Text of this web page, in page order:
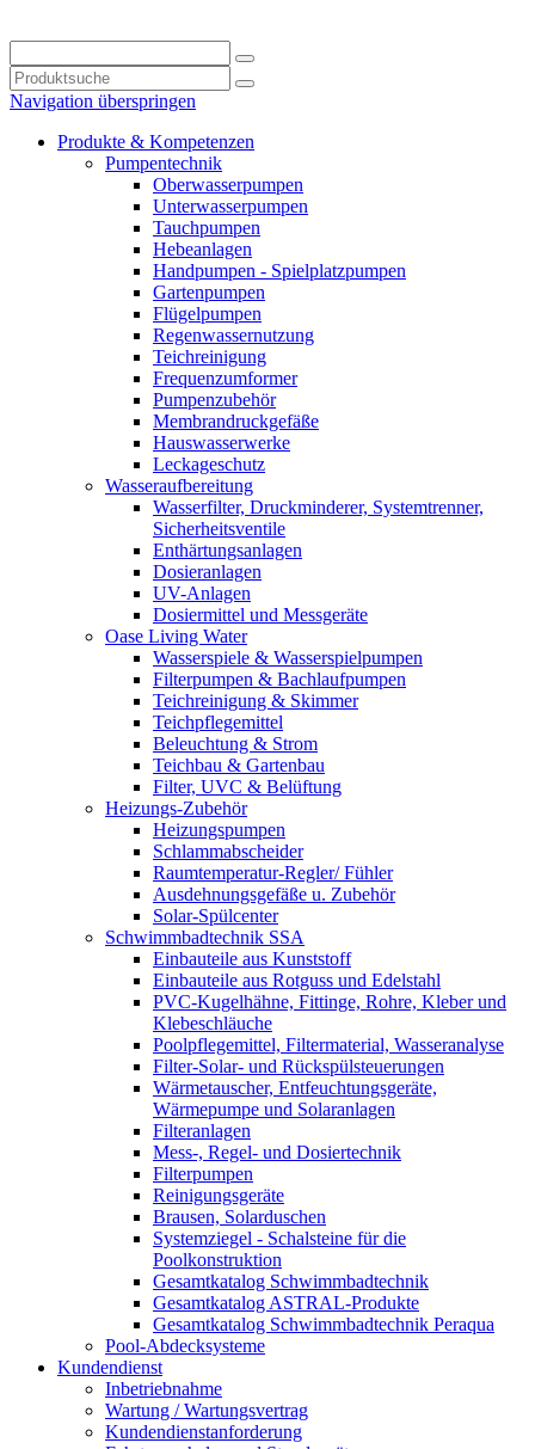
Navigation überspringen
Produkte & Kompetenzen
Pumpentechnik
Oberwasserpumpen
Unterwasserpumpen
Tauchpumpen
Hebeanlagen
Handpumpen - Spielplatzpumpen
Gartenpumpen
Flügelpumpen
Regenwassernutzung
Teichreinigung
Frequenzumformer
Pumpenzubehör
Membrandruckgefäße
Hauswasserwerke
Leckageschutz
Wasseraufbereitung
Wasserfilter, Druckminderer, Systemtrenner,
Sicherheitsventile
Enthärtungsanlagen
Dosieranlagen
UV-Anlagen
Dosiermittel und Messgeräte
Oase Living Water
Wasserspiele & Wasserspielpumpen
Filterpumpen & Bachlaufpumpen
Teichreinigung & Skimmer
Teichpflegemittel
Beleuchtung & Strom
Teichbau & Gartenbau
Filter, UVC & Belüftung
Heizungs-Zubehör
Heizungspumpen
Schlammabscheider
Raumtemperatur-Regler/ Fühler
Ausdehnungsgefäße u. Zubehör
Solar-Spülcenter
Schwimmbadtechnik SSA
Einbauteile aus Kunststoff
Einbauteile aus Rotguss und Edelstahl
PVC-Kugelhähne, Fittinge, Rohre, Kleber und
Klebeschläuche
Poolpflegemittel, Filtermaterial, Wasseranalyse
Filter-Solar- und Rückspülsteuerungen
Wärmetauscher, Entfeuchtungsgeräte,
Wärmepumpe und Solaranlagen
Filteranlagen
Mess-, Regel- und Dosiertechnik
Filterpumpen
Reinigungsgeräte
Brausen, Solarduschen
Systemziegel - Schalsteine für die
Poolkonstruktion
Gesamtkatalog Schwimmbadtechnik
Gesamtkatalog ASTRAL-Produkte
Gesamtkatalog Schwimmbadtechnik Peraqua
Pool-Abdecksysteme
Kundendienst
Inbetriebnahme
Wartung / Wartungsvertrag
Kundendienstanforderung